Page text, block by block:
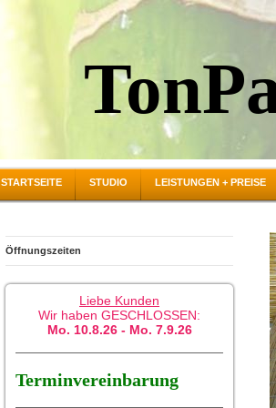
STARTSEITE STUDIO LEISTUNGEN + PREISE
Öffnungszeiten
Liebe Kunden
Wir haben GESCHLOSSEN:
Mo. 10.8.26 - Mo. 7.9.26
Terminvereinbarung